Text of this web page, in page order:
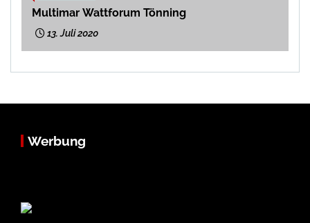
Multimar Wattforum Tönning
13. Juli 2020
Werbung